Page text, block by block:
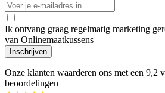
Ik ontvang graag regelmatig marketing
van Onlinemaatkussens
Inschrijven
Onze klanten waarderen ons met een 9,2
beoordelingen